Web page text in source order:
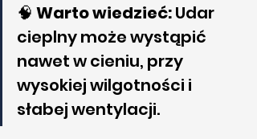
🧠 Warto wiedzieć: Udar
cieplny może wystąpić
nawet w cieniu, przy
wysokiej wilgotności i
słabej wentylacji.